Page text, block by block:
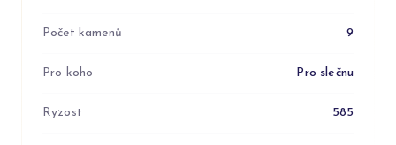
Počet kamenů 9
Pro koho Pro slečnu
Ryzost 585